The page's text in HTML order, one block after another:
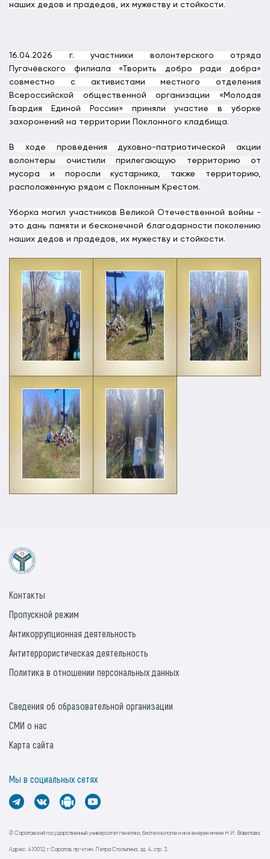
наших дедов и прадедов, их мужеству и стойкости.
16.04.2026 г. участники волонтерского отряда
Пугачёвского филиала «Творить добро ради добра»
совместно с активистами местного отделения
Всероссийской общественной организации «Молодая
Гвардия Единой России» приняли участие в уборке
захоронений на территории Поклонного кладбища.
В ходе проведения духовно-патриотической акции
волонтеры очистили прилегающую территорию от
мусора и поросли кустарника, также территорию,
расположенную рядом с Поклонным Крестом.
Уборка могил участников Великой Отечественной войны -
это дань памяти и бесконечной благодарности поколению
наших дедов и прадедов, их мужеству и стойкости.
© Саратовский государственный университет генетики, биотехнологии и инженерии имени Н.И. Вавилова.
Адрес: 410012, г. Саратов, пр-кт им. Петра Столыпина, зд. 4, стр. 3.
Контакты
Пропускной режим
Антикоррупционная деятельность
Антитеррористическая деятельность
Политика в отношении персональных данных
Сведения об образовательной организации
СМИ о нас
Карта сайта
Мы в социальных сетях